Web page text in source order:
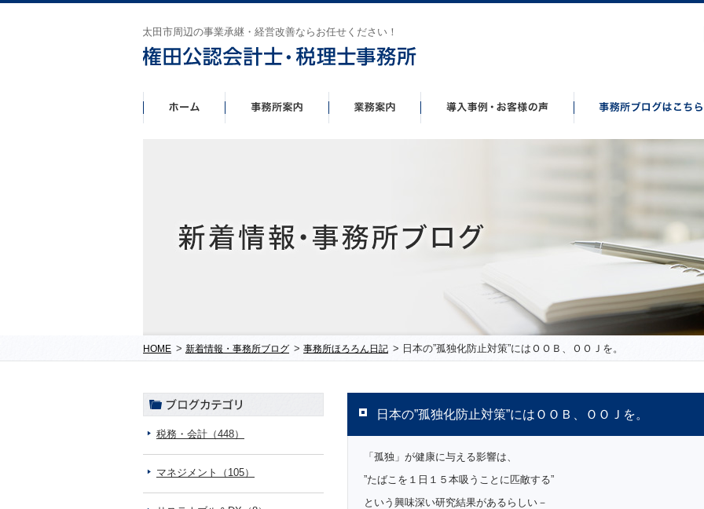
太田市周辺の事業承継・経営改善ならお任せください！
HOME > 新着情報・事務所ブログ > 事務所ほろろん日記 > 日本の”孤独化防止対策”にはＯＯＢ、ＯＯＪを。
日本の”孤独化防止対策”にはＯＯＢ、ＯＯＪを。
「孤独」が健康に与える影響は、
”たばこを１日１５本吸うことに匹敵する”
という興味深い研究結果があるらしい－
税務・会計（448）
マネジメント（105）